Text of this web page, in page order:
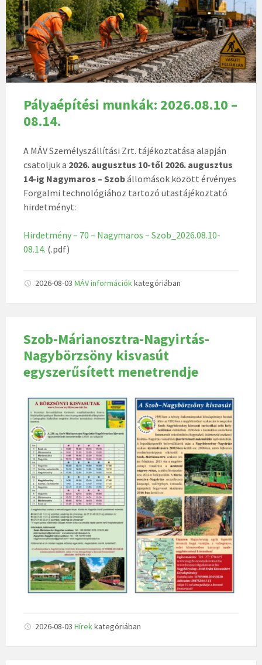
Pályaépítési munkák: 2026.08.10 –
08.14.
A MÁV Személyszállítási Zrt. tájékoztatása alapján
csatoljuk a 2026. augusztus 10-től 2026. augusztus
14-ig Nagymaros – Szobállomások között érvényes
Forgalmi technológiához tartozó utastájékoztató
hirdetményt:
Hirdetmény – 70 – Nagymaros – Szob_2026.08.10-
08.14. (.pdf)
2026-08-03 MÁV információkkategóriában
Szob-Márianosztra-Nagyirtás-
Nagybörzsöny kisvasút
egyszerűsített menetrendje
2026-08-03 Hírekkategóriában